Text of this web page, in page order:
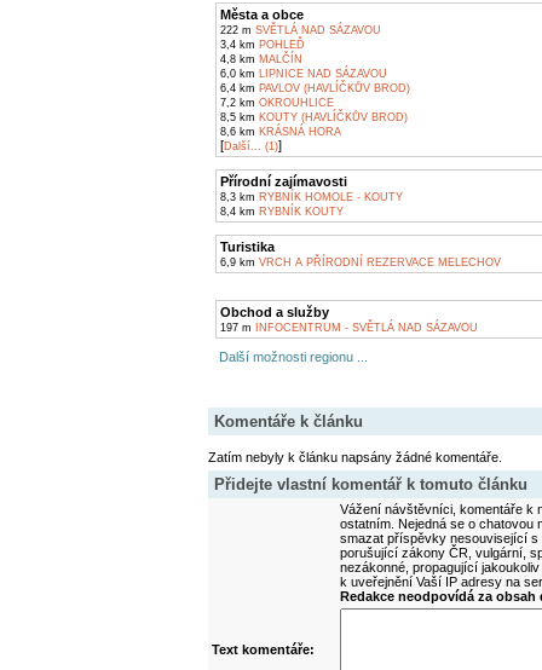
Města a obce
222 m SVĚTLÁ NAD SÁZAVOU
3,4 km POHLEĎ
4,8 km MALČÍN
6,0 km LIPNICE NAD SÁZAVOU
6,4 km PAVLOV (HAVLÍČKŮV BROD)
7,2 km OKROUHLICE
8,5 km KOUTY (HAVLÍČKŮV BROD)
8,6 km KRÁSNÁ HORA
[Další... (1)]
Přírodní zajímavosti
8,3 km RYBNÍK HOMOLE - KOUTY
8,4 km RYBNÍK KOUTY
Turistika
6,9 km VRCH A PŘÍRODNÍ REZERVACE MELECHOV
Obchod a služby
197 m INFOCENTRUM - SVĚTLÁ NAD SÁZAVOU
Další možnosti regionu ...
Komentáře k článku
Zatím nebyly k článku napsány žádné komentáře.
Přidejte vlastní komentář k tomuto článku
Vážení návštěvníci, komentáře k
ostatním. Nejedná se o
smazat příspěvky nesouvisející
porušující zákony ČR, vulgární,
nezákonné, propagující
k uveřejnění Vaší IP adresy na
Redakce neodpovídá za
Text komentáře: